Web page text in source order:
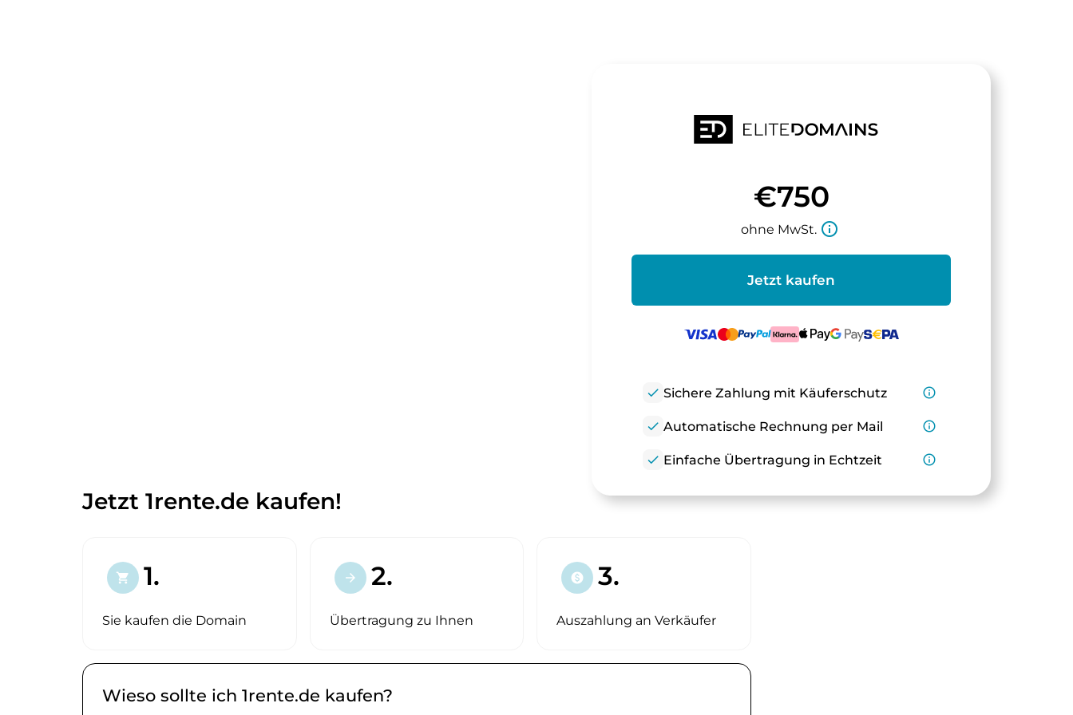
€750
ohne MwSt. info_outline
Jetzt kaufen
check Sichere Zahlung mit Käuferschutz info_outline
check Automatische Rechnung per Mail info_outline
check Einfache Übertragung in Echtzeit info_outline
Jetzt 1rente.de kaufen!
shopping_cart 1.
Sie kaufen die Domain
arrow_forward 2.
Übertragung zu Ihnen
paid 3.
Auszahlung an Verkäufer
Wieso sollte ich 1rente.de kaufen?